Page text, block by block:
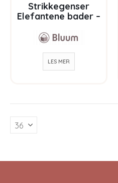
Strikkegenser
Elefantene bader –
Soft Merino Ull
LES MER